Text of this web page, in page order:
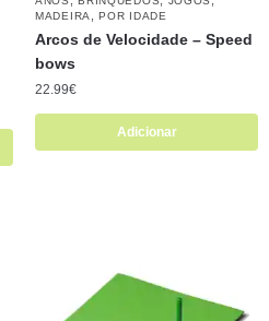
MADEIRA ,POR IDADE
Arcos de Velocidade – Speed
bows
22.99€
Adicionar